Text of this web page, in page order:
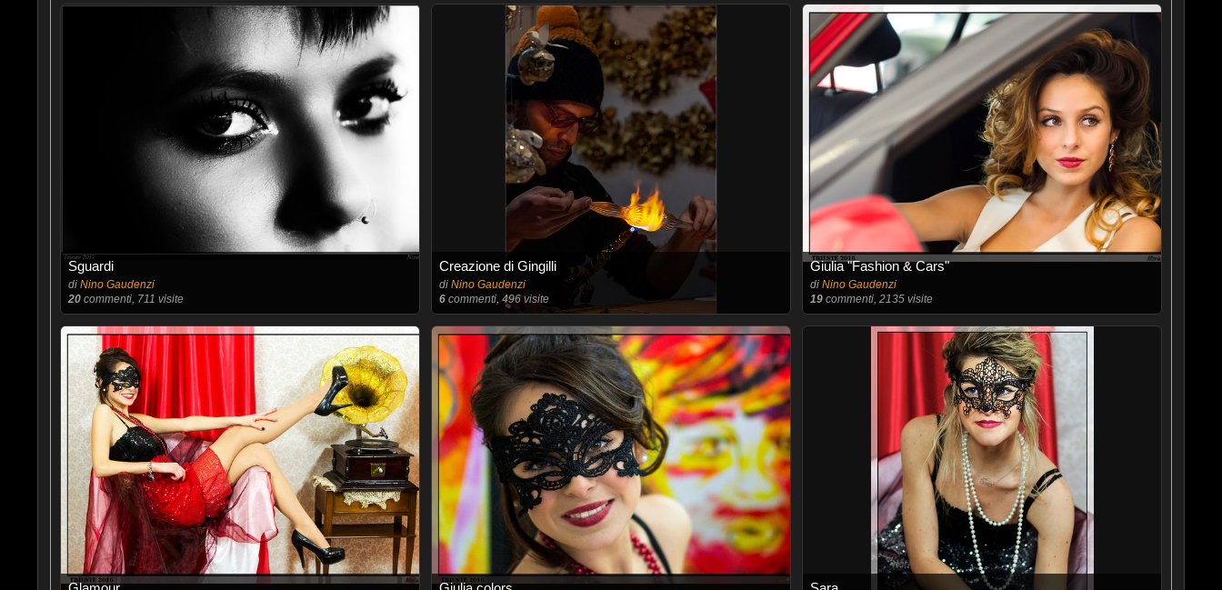
Sguardi
di Nino Gaudenzi
20commenti, 711 visite
Creazione di Gingilli
di Nino Gaudenzi
6commenti, 496 visite
Giulia "Fashion & Cars"
diNino Gaudenzi
19 commenti, 2135 visite